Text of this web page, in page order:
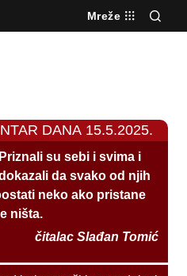
Mreže
DANA 15.5.2025.
Priznali su sebi i svima i
da svako od njih
neko ako pristane
ništa.
čitalac Slađan Tomić